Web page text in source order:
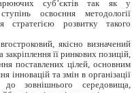
суб’єктів так як у
освоєння методології
стратегією розвитку такого
якісно визначений
її ринкових позицій,
поставлених цілей, основним
інновацій та змін в організації
до зовнішнього середовища,